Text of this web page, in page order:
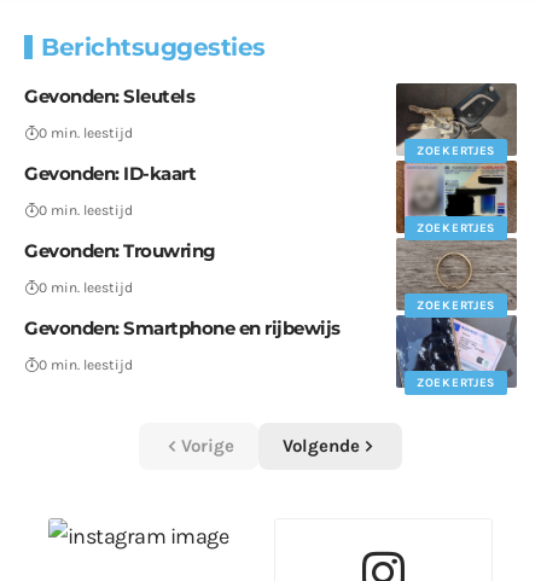
Berichtsuggesties
ZOEKERTJES
Gevonden: Sleutels
0 min. leestijd
ZOEKERTJES
Gevonden: ID-kaart
0 min. leestijd
ZOEKERTJES
Gevonden: Trouwring
0 min. leestijd
ZOEKERTJES
Gevonden: Smartphone en rijbewijs
0 min. leestijd
Vorige Volgende